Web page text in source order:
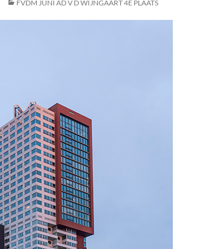
FVDM JUNI AD V D WIJNGAART 4E PLAATS